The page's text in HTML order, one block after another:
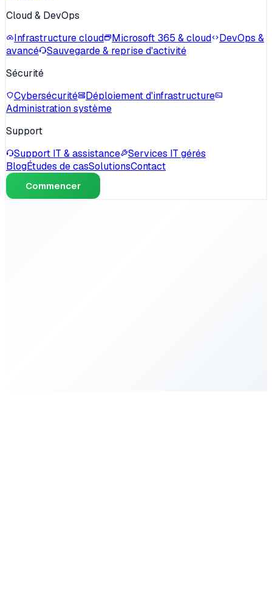
Cloud & DevOps
Infrastructure cloud
Microsoft 365 & cloud
DevOps &
avancé
Sauvegarde & reprise d'activité
Sécurité
Cybersécurité
Déploiement d'infrastructure
Administration système
Support
Support IT & assistance
Services IT gérés
BlogÉtudes de casSolutionsContact
Commencer